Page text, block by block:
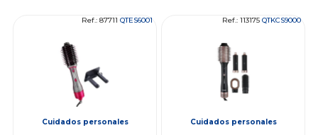
Ref.: 87711 QTES6001
Cuidados personales
Ref.: 113175 QTKCS9000
Cuidados personales